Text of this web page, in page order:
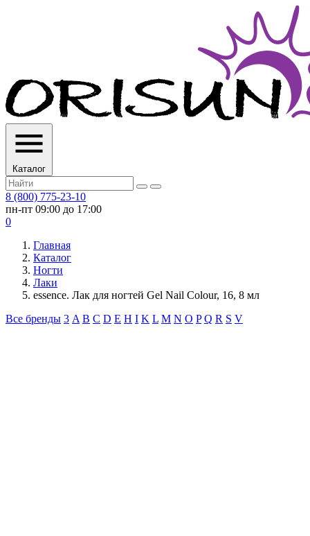
Каталог
8 (800) 775-23-10
пн-пт 09:00 до 17:00
0
Главная
Каталог
Ногти
Лаки
essence. Лак для ногтей Gel Nail Colour, 16, 8 мл
Все бренды 3 A B C D E H I K L M N O P Q R S V